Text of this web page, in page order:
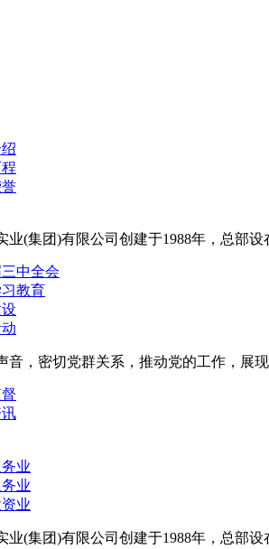
业(集团)有限公司创建于1988年，总部
中全会
教育
音，密切党群关系，推动党的工作，展
业
业
业
业(集团)有限公司创建于1988年，总部